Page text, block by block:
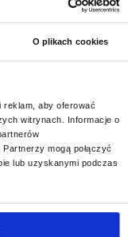
O plikach cookies
aby oferować
witrynach.
Informacje o
Partnerzy mogą połączyć
lub uzyskanymi podczas